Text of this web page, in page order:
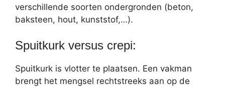
verschillende soorten ondergronden (beton,
baksteen, hout, kunststof,…).
Spuitkurk versus crepi:
Spuitkurk is vlotter te plaatsen. Een vakman
brengt het mengsel rechtstreeks aan op de